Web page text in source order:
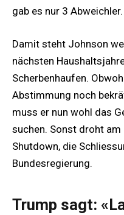
gab es nur 3 Abweichler.
Damit steht Johnson
nächsten
Scherbenhaufen.
Abstimmung noch
muss er nun wohl das
suchen. Sonst droht
Shutdown, die
Bundesregierung.
Trump sagt: